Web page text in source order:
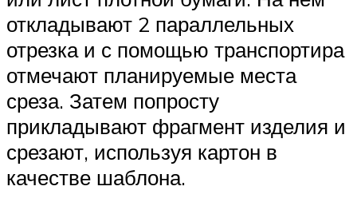
откладывают 2 параллельных
отрезка и с помощью транспортира
отмечают планируемые места
среза. Затем попросту
прикладывают фрагмент изделия и
срезают, используя картон в
качестве шаблона.